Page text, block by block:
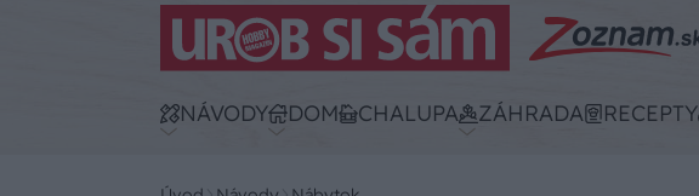
NÁVODY DOM CHALUPA ZÁHRADA RECEPTY